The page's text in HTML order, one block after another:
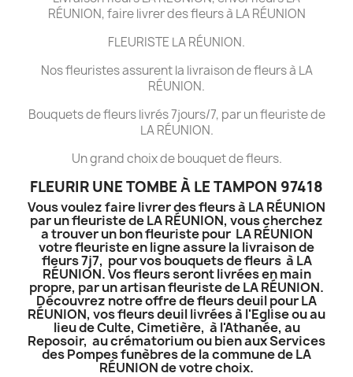
RÉUNION, faire livrer des fleurs à LA RÉUNION
FLEURISTE LA RÉUNION.
Nos fleuristes assurent la livraison de fleurs à LA
RÉUNION.
Bouquets de fleurs livrés 7jours/7, par un fleuriste de
LA RÉUNION.
Un grand choix de bouquet de fleurs.
FLEURIR UNE TOMBE À LE TAMPON 97418
Vous voulez faire livrer des fleurs à LA RÉUNION
par un fleuriste de LA RÉUNION, vous cherchez
a trouver un bon fleuriste pour LA RÉUNION
votre fleuriste en ligne assure la livraison de
fleurs 7j7, pour vos bouquets de fleurs à LA
RÉUNION. Vos fleurs seront livrées en main
propre, par un artisan fleuriste de LA RÉUNION.
Découvrez notre offre de fleurs deuil pour LA
RÉUNION, vos fleurs deuil livrées à l'Eglise ou au
lieu de Culte, Cimetière, à l'Athanée, au
Reposoir, au crématorium ou bien aux Services
des Pompes funèbres de la commune de LA
RÉUNION de votre choix.